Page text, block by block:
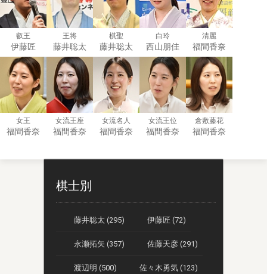
叡王
伊藤匠
王将
藤井聡太
棋聖
藤井聡太
白玲
西山朋佳
清麗
福間香奈
女王
福間香奈
女流王座
福間香奈
女流名人
福間香奈
女流王位
福間香奈
倉敷藤花
福間香奈
棋士別
藤井聡太 (295) 伊藤匠 (72)
永瀬拓矢 (357) 佐藤天彦 (291)
渡辺明 (500) 佐々木勇気 (123)